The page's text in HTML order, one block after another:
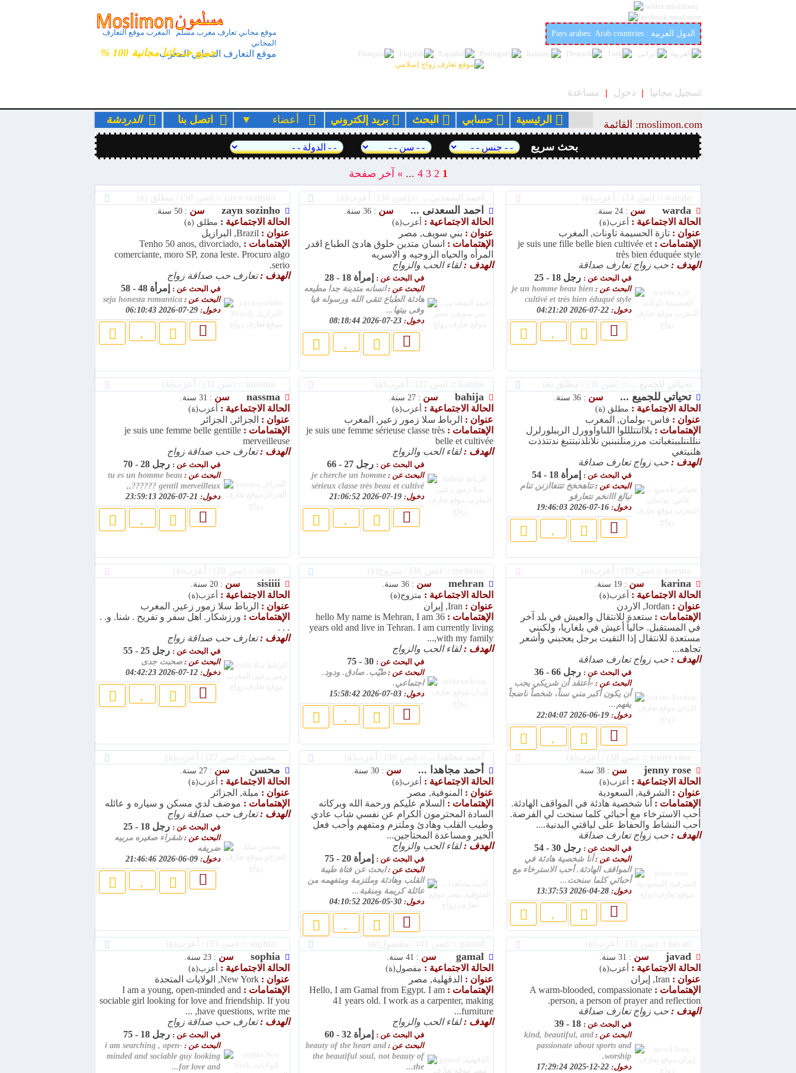
جميع خدماتنا مجانية 100 %
موقع مجاني تعارف مغرب مسلم المغرب موقع التعارف
المجاني
موقع التعارف المجاني المغرب
Pays arabes: Arab countries : الدول العربية
تسجيل مجانيا | دخول | مساعدة
moslimon.com: القائمة الرئيسية حسابي البحث بريد إلكتروني أعضاء اتصل بنا الدردشة
بحث سريع
1
2
3
4
...
» آخر صفحة
zayn sozinho سن : 50 سنة.
الحالة الاجتماعية : مطلق (ة)
عنوان : Brazil, البرازيل
الإهتمامات : Tenho 50 anos, divorciado,
comerciante, moro SP, zona leste. Procuro algo
serio.
الهدف :تعارف حب صداقة زواج
في البحث عن : إمرأة 48 - 58
البحث عن : seja honesta romantica
دخول:
احمد السعدنى ... سن : 36 سنة.
الحالة الاجتماعية : أعزب(ة)
عنوان : بني سويف, مصر
الإهتمامات : انسان متدين خلوق هادئ الطباع اقدر
المرأه والحياه الزوجيه و الاسريه
الهدف :لقاء الحب والزواج
في البحث عن : إمرأة 18 - 28
البحث عن :انسانه متدينة جدا مطيعه
هادئة الطباع تتقى الله ورسوله فيا
وفى بيتها...
دخول:
warda سن : 24 سنة.
الحالة الاجتماعية : أعزب(ة)
عنوان : تازة الحسيمة تاونات, المغرب
الإهتمامات :je suis une fille belle bien cultivée et
très bien éduquée style
الهدف : حب زواج تعارف صداقة
في البحث عن : رجل 18 - 25
البحث عن : je un homme beau bien
cultivé et très bien éduqué style
دخول:
nassma سن : 31 سنة.
الحالة الاجتماعية : أعزب(ة)
عنوان : الجزائر, الجزائر
الإهتمامات : je suis une femme belle gentille
merveilleuse
الهدف :تعارف حب صداقة زواج
في البحث عن : رجل 28 - 70
البحث عن : tu es un homme beau
gentil merveilleux ??????,,
دخول:
bahija سن : 27 سنة.
الحالة الاجتماعية : أعزب(ة)
عنوان : الرباط سلا زمور زعير, المغرب
الإهتمامات : je suis une femme sérieuse classe très
belle et cultivée
الهدف :لقاء الحب والزواج
في البحث عن : رجل 27 - 66
البحث عن : je cherche un homme
sérieux classe très beau et cultivé
دخول:
تحياتي للجميع ... سن : 36 سنة.
الحالة الاجتماعية : مطلق (ة)
عنوان : فاس- بولمان, المغرب
الإهتمامات : بلااتتتلللوا اللىاواوورل الرببلورلرل
ننللننلببتغباتت مرزمنلنبنبن نلانلذنبتتبغ ندتتذذت
هلنيتغي
الهدف : حب زواج تعارف صداقة
في البحث عن : إمرأة 18 - 54
البحث عن :تتاهخخخ تتتغاازنن تنام
تبالغ ااانخم نتعارفو
دخول:
sisiiii سن : 20 سنة.
الحالة الاجتماعية : أعزب(ة)
عنوان : الرباط سلا زمور زعير, المغرب
الإهتمامات : ورزشکار. اهل سفر و تفریح . شنا. و. .
. . .
الهدف :تعارف حب صداقة زواج
في البحث عن : رجل 25 - 55
البحث عن : صحبت جدی
دخول:
mehran سن : 36 سنة.
الحالة الاجتماعية : متزوج(ة)
عنوان : Iran, إيران
الإهتمامات : hello My name is Mehran, I am 36
years old and live in Tehran. I am currently living
with my family,...
الهدف :لقاء الحب والزواج
في البحث عن :
البحث عن :طيّب. صادق. ودود.
اجتماعي.
دخول:
karina سن : 19 سنة.
الحالة الاجتماعية : أعزب(ة)
عنوان : Jordan, الاردن
الإهتمامات : ستعدة للانتقال والعيش في بلد آخر
في المستقبل. حالياً أعيش في بلغاريا، ولكنني
مستعدة للانتقال إذا التقيت برجل يعجبني وأشعر
تجاهه...
الهدف : حب زواج تعارف صداقة
في البحث عن : رجل 66 - 36
البحث عن : «أعتقد أن شريكي يجب
أن يكون أكبر مني سناً، شخصاً ناضجاً
يفهم...
دخول:
محسن سن : 27 سنة.
الحالة الاجتماعية : أعزب(ة)
عنوان : ميلة, الجزائر
الإهتمامات : موضف لدي مسكن و سياره و عائله
الهدف :تعارف حب صداقة زواج
في البحث عن : رجل 18 - 25
البحث عن :شقراء صغيره مربيه
ضريفه
دخول:
أحمد مجاهدا ... سن : 30 سنة.
الحالة الاجتماعية : أعزب(ة)
عنوان : المنوفية, مصر
الإهتمامات : السلام عليكم ورحمة الله وبركاته
السادة المحترمون الكرام عن نفسي شاب عادي
وطيب القلب وهادئ وملتزم ومتفهم وأحب فعل
الخير ومساعدة المحتاجين...
الهدف :لقاء الحب والزواج
في البحث عن : إمرأة 20 - 75
البحث عن :ابحث عن فتاة طيبة
القلب وهادئة وملتزمة ومتفهمه من
عائلة كريمة ومنقبة...
دخول:
jenny rose سن : 38 سنة.
الحالة الاجتماعية : أعزب(ة)
عنوان : الشرقية, السعودية
الإهتمامات : أنا شخصية هادئة في المواقف الهادئة.
أحب الاسترخاء مع أحبائي كلما سنحت لي الفرصة.
أحب النشاط والحفاظ على لياقتي البدنية....
الهدف : حب زواج تعارف صداقة
في البحث عن : رجل 30 - 54
البحث عن :أنا شخصية هادئة في
المواقف الهادئة. أحب الاسترخاء مع
أحبائي كلما سنحت...
دخول:
sophia سن : 23 سنة.
الحالة الاجتماعية : أعزب(ة)
عنوان : New York, الولايات المتحدة
الإهتمامات : I am a young, open-minded and
sociable girl looking for love and friendship. If you
have questions, write me, ...
الهدف :تعارف حب صداقة زواج
في البحث عن : رجل 18 - 75
البحث عن : i am searching , open-
minded and sociable guy looking
for love and...
gamal سن : 41 سنة.
الحالة الاجتماعية : مفصول(ة)
عنوان : الدقهلية, مصر
الإهتمامات : Hello, I am Gamal from Egypt. I am
41 years old. I work as a carpenter, making
furniture...
الهدف :لقاء الحب والزواج
في البحث عن : إمرأة 32 - 60
البحث عن : beauty of the heart and
the beautiful soul, not beauty of
the...
javad سن : 31 سنة.
الحالة الاجتماعية : أعزب(ة)
عنوان : Iran, إيران
الإهتمامات : A warm-blooded, compassionate
person, a person of prayer and reflection.
الهدف : حب زواج تعارف صداقة
في البحث عن :
البحث عن : kind, beautiful, and
passionate about sports and
worship.
دخول: